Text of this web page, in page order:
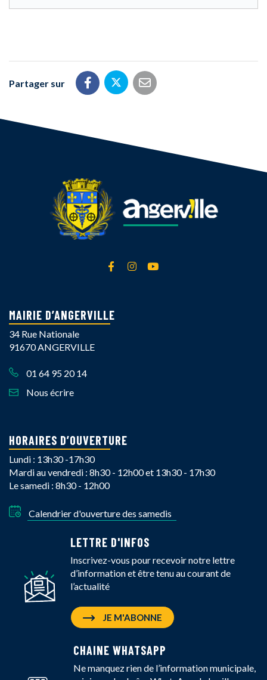
Partager sur Partager sur Facebook
Partager sur Twitter
Partager par email
Lien vers le compte Facebook
Lien vers le compte
MAIRIE D’ANGERVILLE
34 Rue Nationale
91670 ANGERVILLE
01 64 95 20 14
Nous écrire
HORAIRES D’OUVERTURE
Lundi : 13h30 -17h30
Mardi au vendredi : 8h30 - 12h00 et 13h30 - 17h30
Le samedi : 8h30 - 12h00
Calendrier d'ouverture des samedis
LETTRE D'INFOS
Inscrivez-vous pour recevoir notre lettre
d’information et être tenu au courant de
l’actualité
JE M'ABONNE
CHAINE WHATSAPP
Ne manquez rien de l’information municipale,